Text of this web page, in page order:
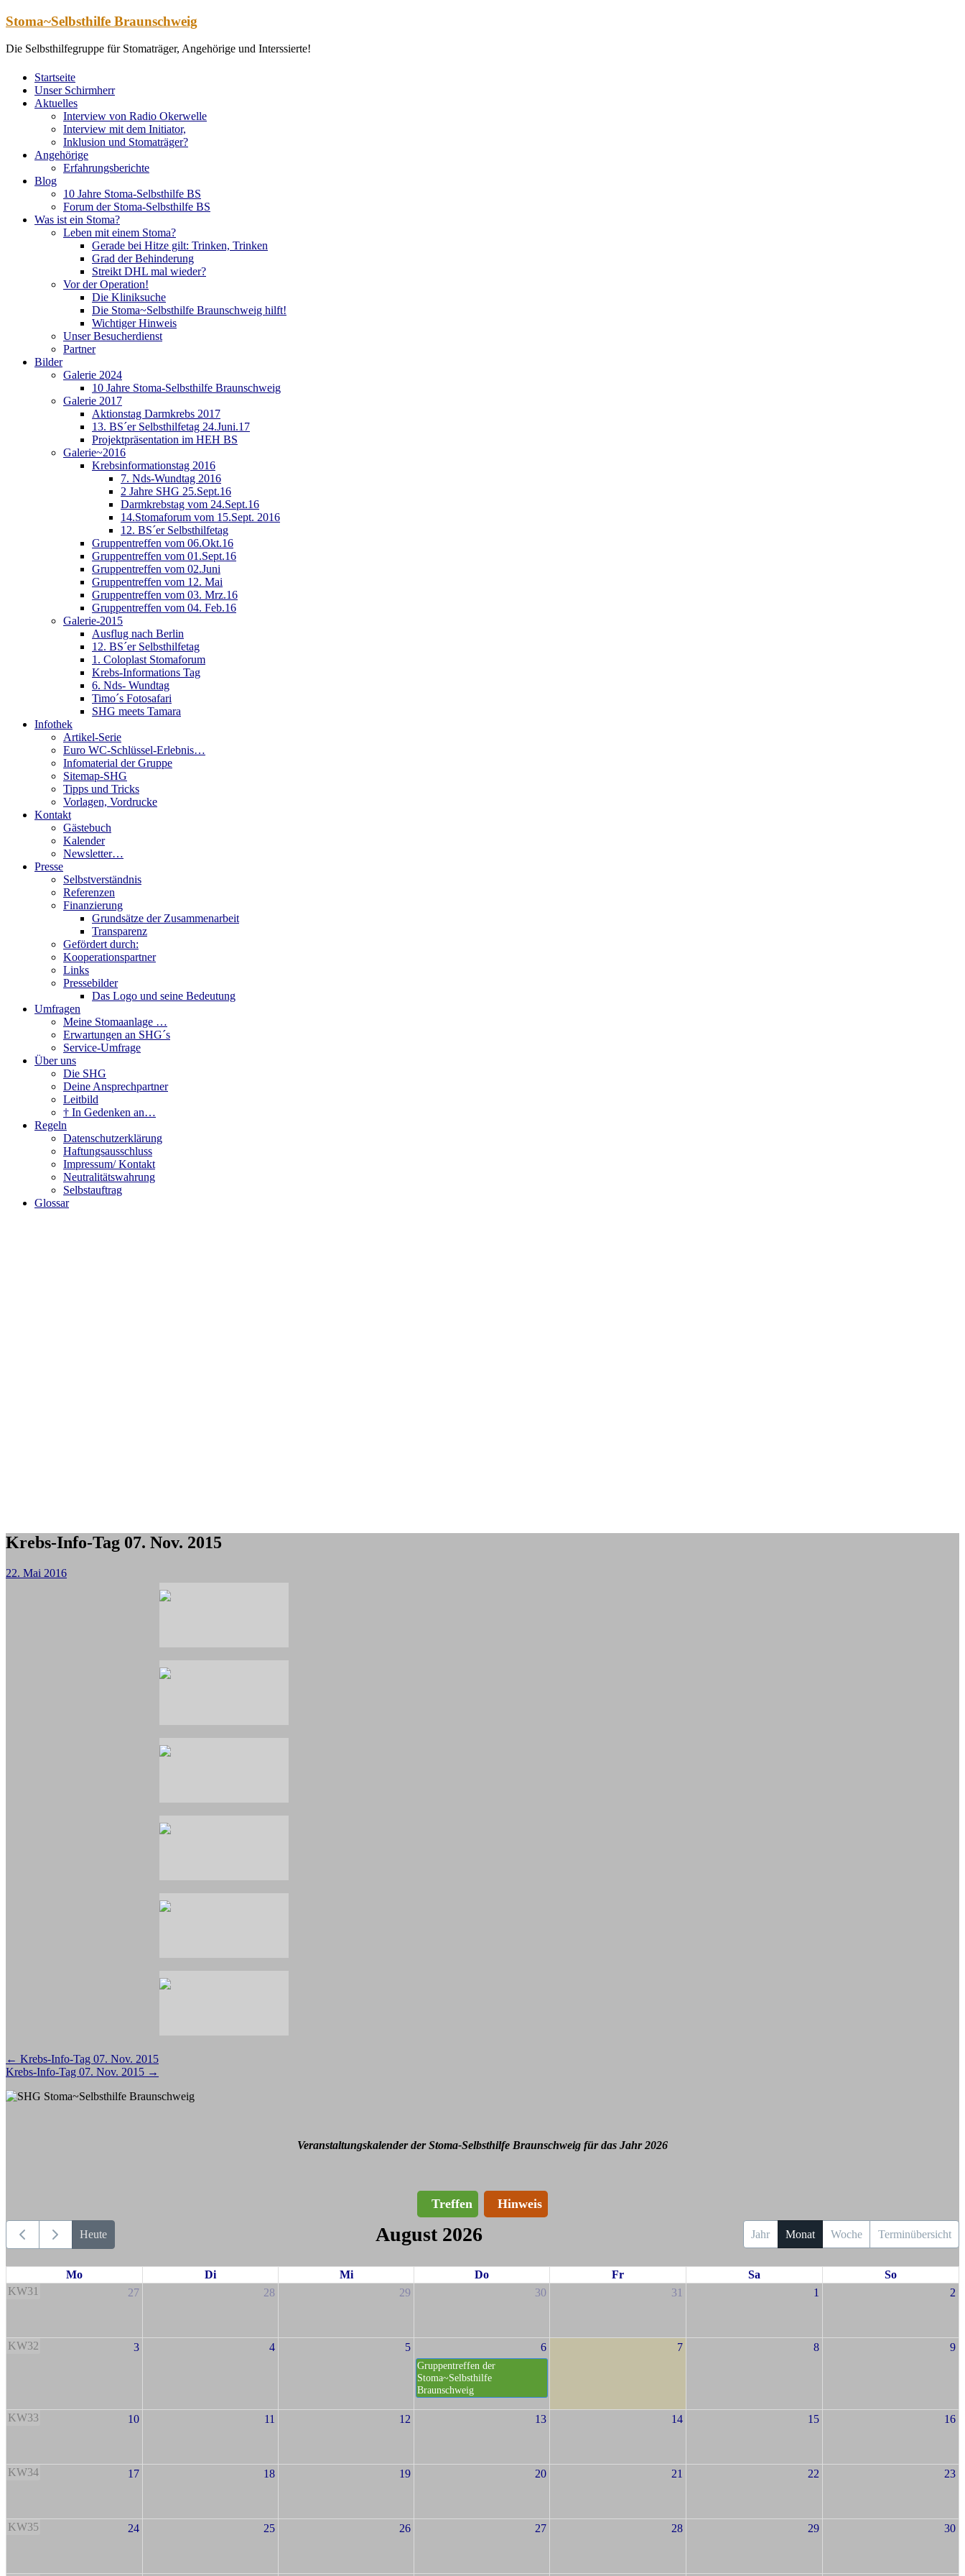
Zum
springen
Stoma~Selbsthilfe Braunschweig
Die Selbsthilfegruppe für Stomaträger, Angehörige und Interssierte!
Startseite
Unser Schirmherr
Aktuelles
Interview von Radio Okerwelle
Interview mit dem Initiator,
Inklusion und Stomaträger?
Angehörige
Erfahrungsberichte
Blog
10 Jahre Stoma-Selbsthilfe BS
Forum der Stoma-Selbsthilfe BS
Was ist ein Stoma?
Leben mit einem Stoma?
Gerade bei Hitze gilt: Trinken, Trinken
Grad der Behinderung
Streikt DHL mal wieder?
Vor der Operation!
Die Kliniksuche
Die Stoma~Selbsthilfe Braunschweig hilft!
Wichtiger Hinweis
Unser Besucherdienst
Partner
Bilder
Galerie 2024
10 Jahre Stoma-Selbsthilfe Braunschweig
Galerie 2017
Aktionstag Darmkrebs 2017
13. BS´er Selbsthilfetag 24.Juni.17
Projektpräsentation im HEH BS
Galerie~2016
Krebsinformationstag 2016
7. Nds-Wundtag 2016
2 Jahre SHG 25.Sept.16
Darmkrebstag vom 24.Sept.16
14.Stomaforum vom 15.Sept. 2016
12. BS´er Selbsthilfetag
Gruppentreffen vom 06.Okt.16
Gruppentreffen vom 01.Sept.16
Gruppentreffen vom 02.Juni
Gruppentreffen vom 12. Mai
Gruppentreffen vom 03. Mrz.16
Gruppentreffen vom 04. Feb.16
Galerie-2015
Ausflug nach Berlin
12. BS´er Selbsthilfetag
1. Coloplast Stomaforum
Krebs-Informations Tag
6. Nds- Wundtag
Timo´s Fotosafari
SHG meets Tamara
Infothek
Artikel-Serie
Euro WC-Schlüssel-Erlebnis…
Infomaterial der Gruppe
Sitemap-SHG
Tipps und Tricks
Vorlagen, Vordrucke
Kontakt
Gästebuch
Kalender
Newsletter…
Presse
Selbstverständnis
Referenzen
Finanzierung
Grundsätze der Zusammenarbeit
Transparenz
Gefördert durch:
Kooperationspartner
Links
Pressebilder
Das Logo und seine Bedeutung
Umfragen
Meine Stomaanlage …
Erwartungen an SHG´s
Service-Umfrage
Über uns
Die SHG
Deine Ansprechpartner
Leitbild
† In Gedenken an…
Regeln
Datenschutzerklärung
Haftungsausschluss
Impressum/ Kontakt
Neutralitätswahrung
Selbstauftrag
Glossar
Krebs-Info-Tag 07. Nov. 2015
22. Mai 2016
Beitragsnavigation
← Krebs-Info-Tag 07. Nov. 2015
Krebs-Info-Tag 07. Nov. 2015 →
Veranstaltungskalender der Stoma-Selbsthilfe Braunschweig für das Jahr 2026
Treffen Hinweis
Heute August 2026 Jahr Monat Woche Terminübersicht
Mo Di Mi Do Fr Sa
So
KW31
27 28 29 30 31 1 2
KW32 3 4 5 6
Gruppentreffen der
Stoma~Selbsthilfe
Braunschweig
7 8 9
KW33 10 11 12 13 14 15 16
KW34 17 18 19 20 21 22 23
KW35 24 25 26 27 28 29 30